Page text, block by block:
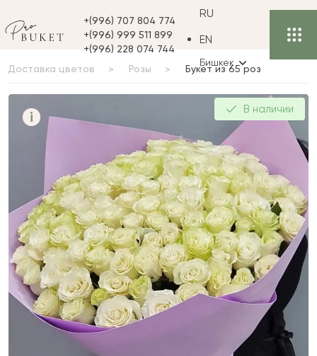
+(996) 707 804 774
+(996) 999 511 899
+(996) 228 074 744
RU
EN
Бишкек
Доставка цветов Розы Букет из 65 роз
i В наличии